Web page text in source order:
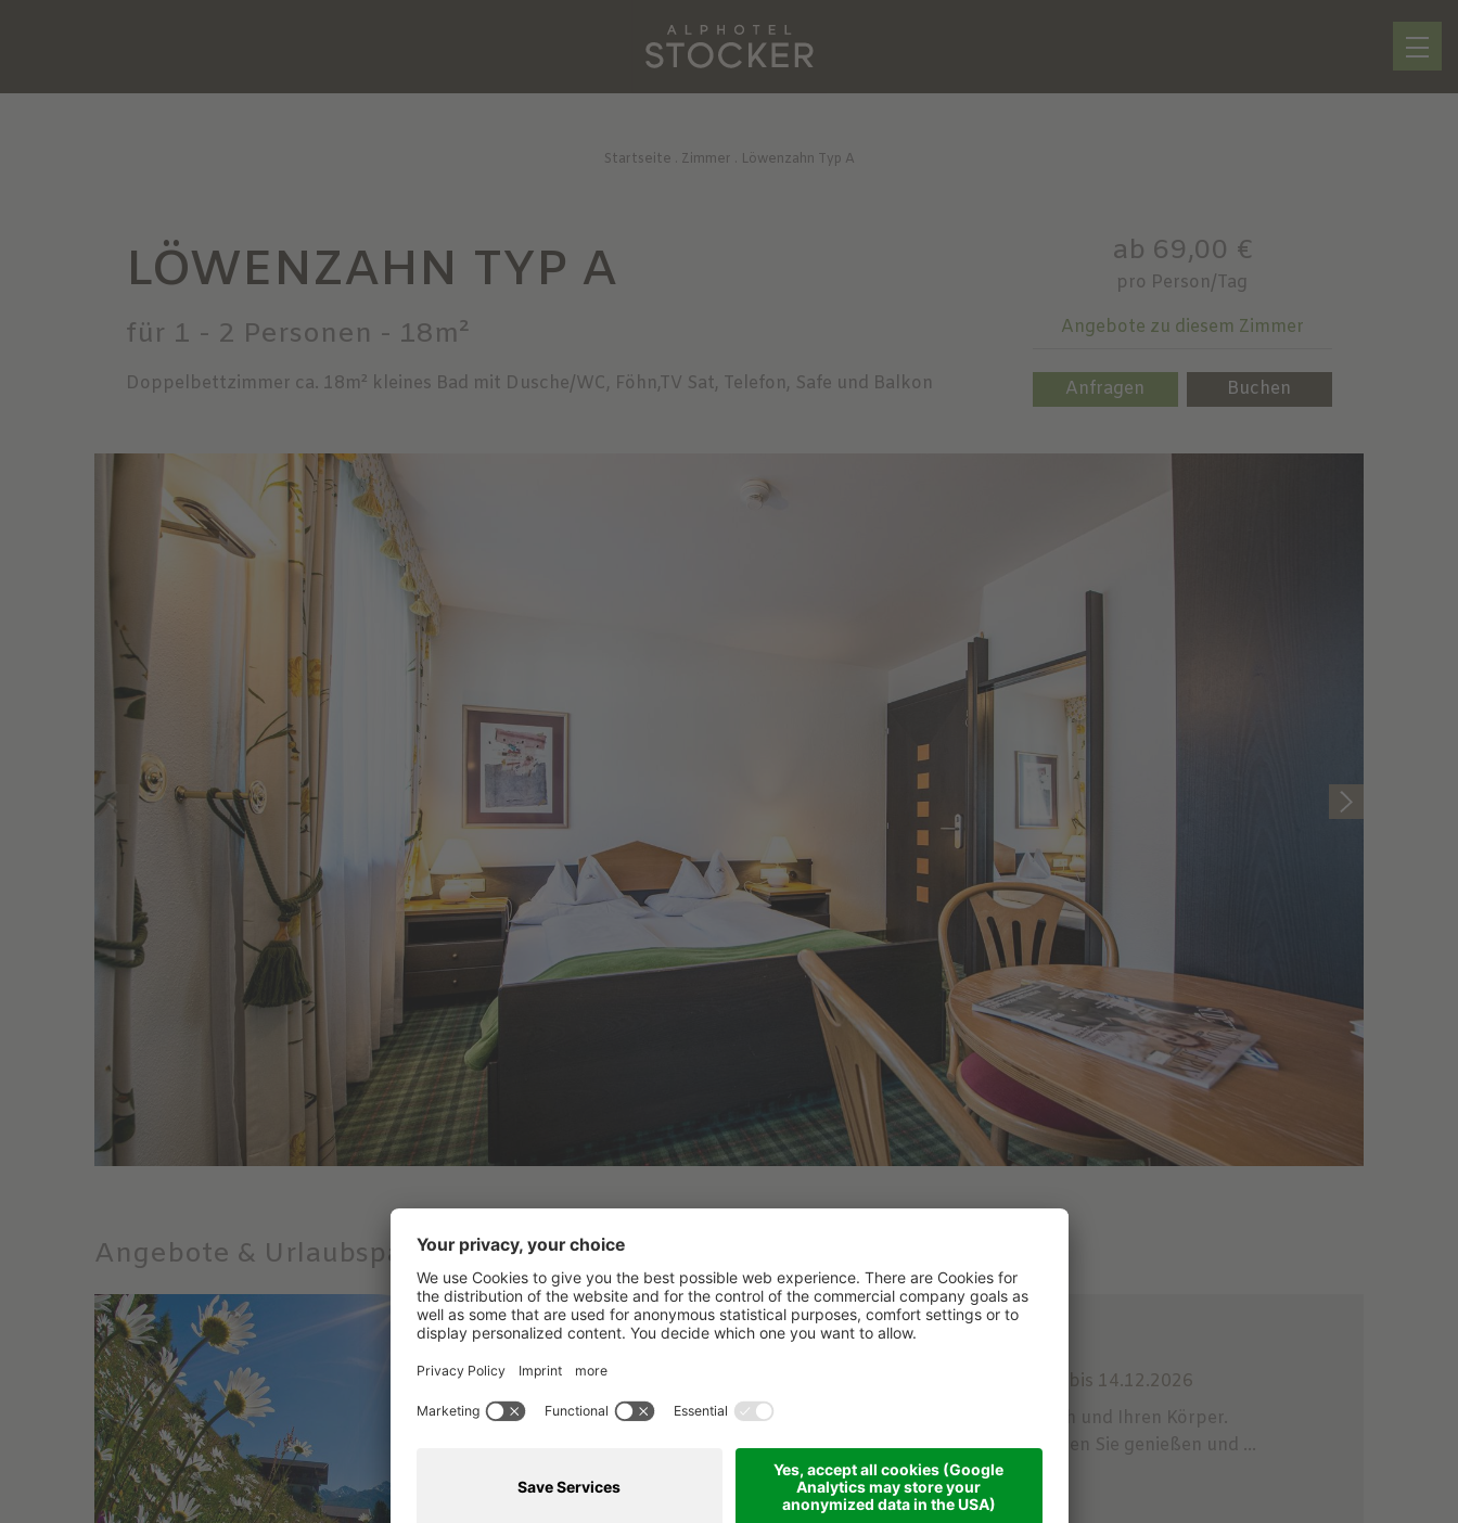
Startseite . Zimmer . Löwenzahn Typ A
LÖWENZAHN TYP A
für 1 - 2 Personen - 18m²
Doppelbettzimmer ca. 18m² kleines Bad mit Dusche/WC, Föhn,TV Sat, Telefon, Safe und Balkon
ab 69,00 €
pro Person/Tag
Angebote zu diesem Zimmer
Anfragen Buchen
Angebote & Urlaubspakete
Ayursun
vom 09.03.2025 bis 14.12.2026
Gönnen Sie sich eine Auszeit für sich und Ihren Körper.
Mit BasenBalance Vollpensionkönnen Sie genießen und ...
ab 798,00 € pro Person